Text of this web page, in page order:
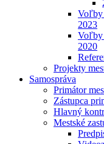
Voľby
2023
Voľby
2020
Projekty
Samospráva
Primátor
Zástupca
Hlavný
Mestské